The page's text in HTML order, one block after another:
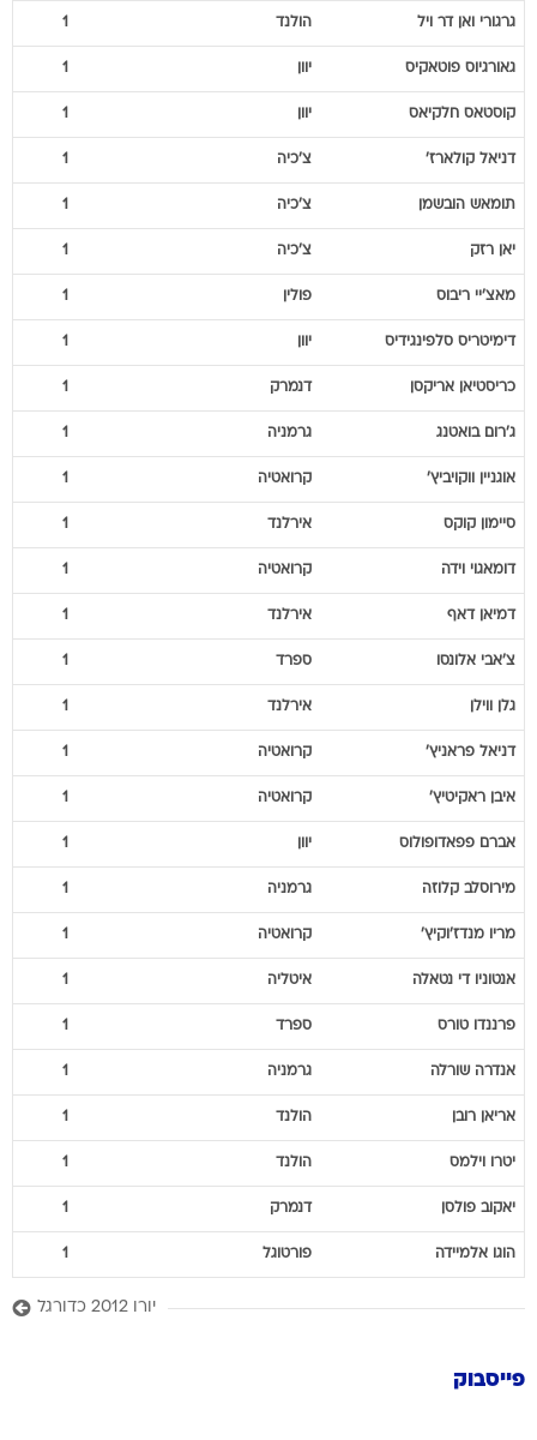
גרגורי ואן דר ויל הולנד 1
גאורגיוס פוטאקיס יוון 1
קוסטאס חלקיאס יוון 1
דניאל קולארז' צ'כיה 1
תומאש הובשמן צ'כיה 1
יאן רזק צ'כיה 1
מאצ'יי ריבוס פולין 1
דימיטריס סלפינגידיס יוון 1
כריסטיאן אריקסן דנמרק 1
ג'רום בואטנג גרמניה 1
אוגניין ווקויביץ' קרואטיה 1
סיימון קוקס אירלנד 1
דומאגוי וידה קרואטיה 1
דמיאן דאף אירלנד 1
צ'אבי אלונסו ספרד 1
גלן ווילן אירלנד 1
דניאל פראניץ' קרואטיה 1
איבן ראקיטיץ' קרואטיה 1
אברם פפאדופולוס יוון 1
מירוסלב קלוזה גרמניה 1
מריו מנדז'וקיץ' קרואטיה 1
אנטוניו די נטאלה איטליה 1
פרננדו טורס ספרד 1
אנדרה שורלה גרמניה 1
אריאן רובן הולנד 1
יטרו וילמס הולנד 1
יאקוב פולסן דנמרק 1
הוגו אלמיידה פורטוגל 1
יורו 2012 כדורגל
פייסבוק